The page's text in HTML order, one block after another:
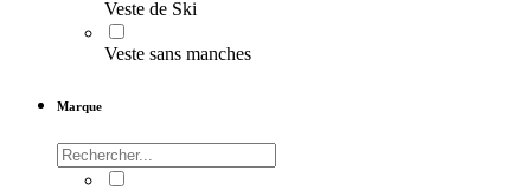
Veste de Ski
Veste sans manches
Marque